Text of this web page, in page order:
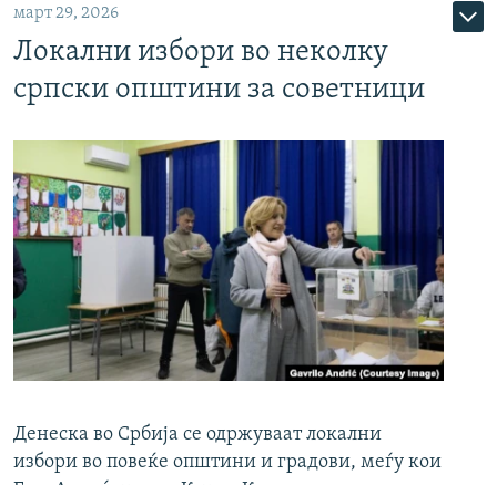
март 29, 2026
Локални избори во неколку
српски општини за советници
Денеска во Србија се одржуваат локални
избори во повеќе општини и градови, меѓу кои